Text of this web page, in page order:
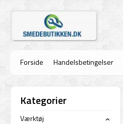
Forside Handelsbetingelser
Kategorier
Værktøj ›